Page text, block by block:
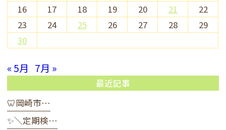
16
17 18 19 20 21
22
23
24 25 26 27 28
29
30
« 5月 7月 »
最近記事
🦷岡崎市…
✨＼定期検…